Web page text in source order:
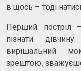
в щось – тоді
Перший постріл
пізнати
вирішальний
зрештою,